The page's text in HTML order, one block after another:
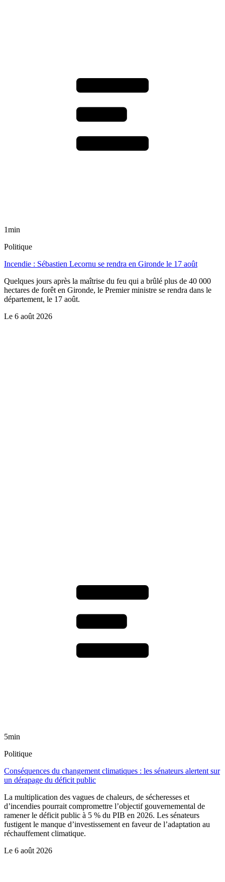
1min
Politique
Incendie : Sébastien Lecornu se rendra en Gironde le 17 août
Quelques jours après la maîtrise du feu qui a brûlé plus de 40 000
hectares de forêt en Gironde, le Premier ministre se rendra dans le
département, le 17 août.
Le 6 août 2026
5min
Politique
Conséquences du changement climatiques : les sénateurs alertent sur
un dérapage du déficit public
La multiplication des vagues de chaleurs, de sécheresses et
d’incendies pourrait compromettre l’objectif gouvernemental de
ramener le déficit public à 5 % du PIB en 2026. Les sénateurs
fustigent le manque d’investissement en faveur de l’adaptation au
réchauffement climatique.
Le 6 août 2026